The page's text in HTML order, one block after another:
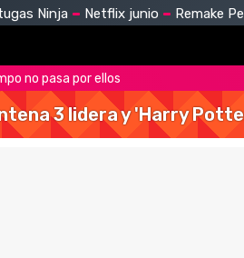
Ninja Netflix junio Remake
no pasa por ellos
3 lidera y 'Harry